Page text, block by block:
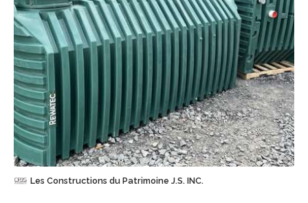
Sauvegarder
Les Constructions du Patrimoine J.S. INC.